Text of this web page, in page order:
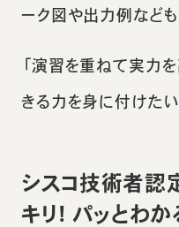
ーク図や出力例など
「演習を重ねて実力
きる力を身に付けた
シスコ技術者認
キリ! パッとわ